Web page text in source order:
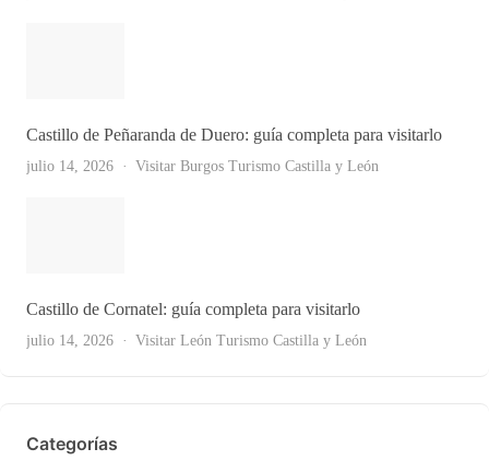
Castillo de Peñaranda de Duero: guía completa para visitarlo
julio 14, 2026 Visitar Burgos Turismo Castilla y León
Castillo de Cornatel: guía completa para visitarlo
julio 14, 2026 Visitar León Turismo Castilla y León
Ver Todas
Categorías